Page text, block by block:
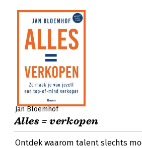
Jan Bloemhof
Alles = verkopen
Ontdek waarom talent slechts